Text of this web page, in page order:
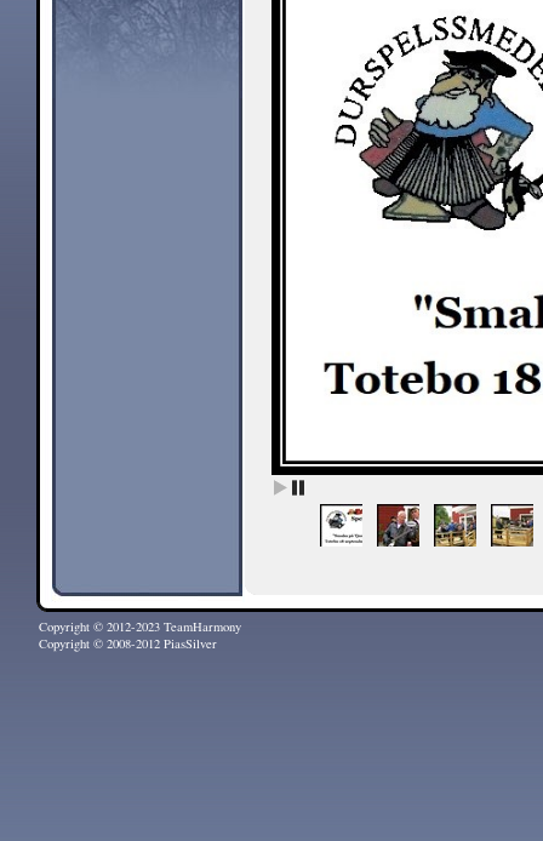
Copyright © 2012-2023 TeamHarmony
Copyright © 2008-2012 PiasSilver